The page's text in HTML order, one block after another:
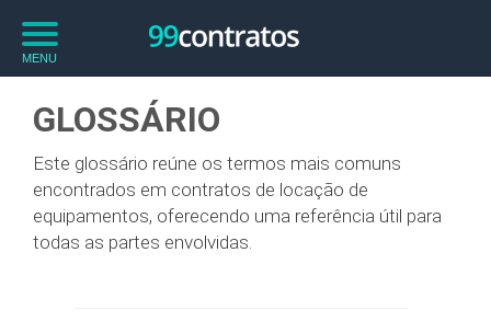
MENU
GLOSSÁRIO
Este glossário reúne os termos mais comuns
encontrados em contratos de locação de
equipamentos, oferecendo uma referência útil para
todas as partes envolvidas.